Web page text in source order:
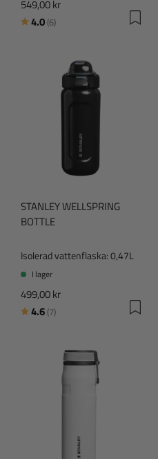
549,00 kr
Betyg:
4.0(6)utav 5 stjärnor
STANLEY WELLSPRING
BOTTLE
Isolerad vattenflaska: 0,47L
I lager
499,00 kr
Betyg:
4.6(7)utav 5 stjärnor